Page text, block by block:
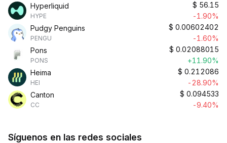
Hyperliquid
HYPE
$ 56.15
-1.90%
Pudgy Penguins
PENGU
$ 0.00602402
-1.60%
Pons
PONS
$ 0.02088015
+11.90%
Heima
HEI
$ 0.212086
-28.90%
Canton
CC
$ 0.094533
-9.40%
Síguenos en las redes sociales